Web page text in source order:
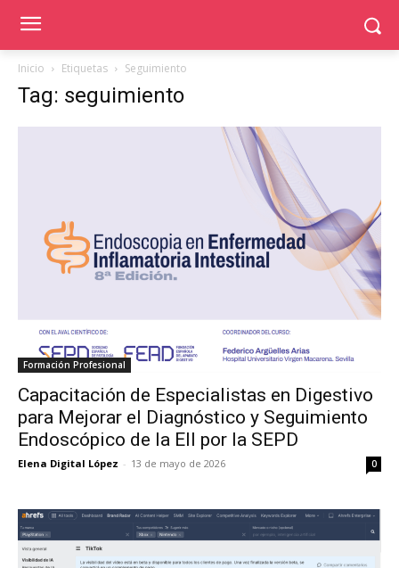
Inicio Etiquetas Seguimiento
Tag: seguimiento
Formación Profesional
Capacitación de Especialistas en Digestivo
para Mejorar el Diagnóstico y Seguimiento
Endoscópico de la EII por la SEPD
Elena Digital López - 13 de mayo de 2026 0